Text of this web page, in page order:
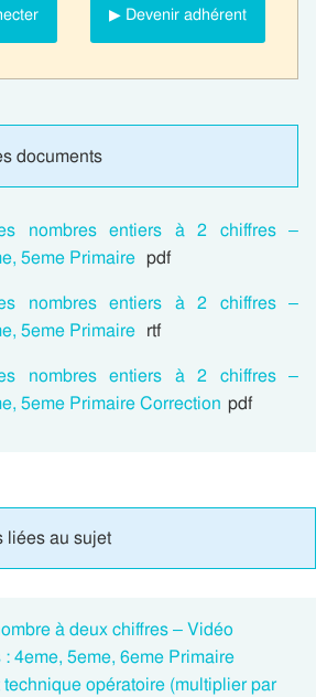
▶ Devenir adhérent
documents
nombres entiers à 2 chiffres –
5eme Primaire pdf
nombres entiers à 2 chiffres –
5eme Primaire rtf
nombres entiers à 2 chiffres –
5eme Primaire Correction pdf
liées au sujet
à deux chiffres – Vidéo
4eme, 5eme, 6eme Primaire
opératoire (multiplier par